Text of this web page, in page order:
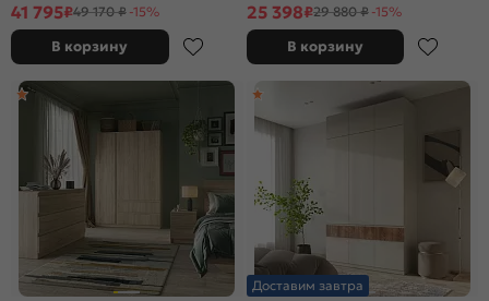
41 795₽49 170 ₽ -15%
В корзину
25 398₽29 880 ₽ -15%
В корзину
Доставим завтра